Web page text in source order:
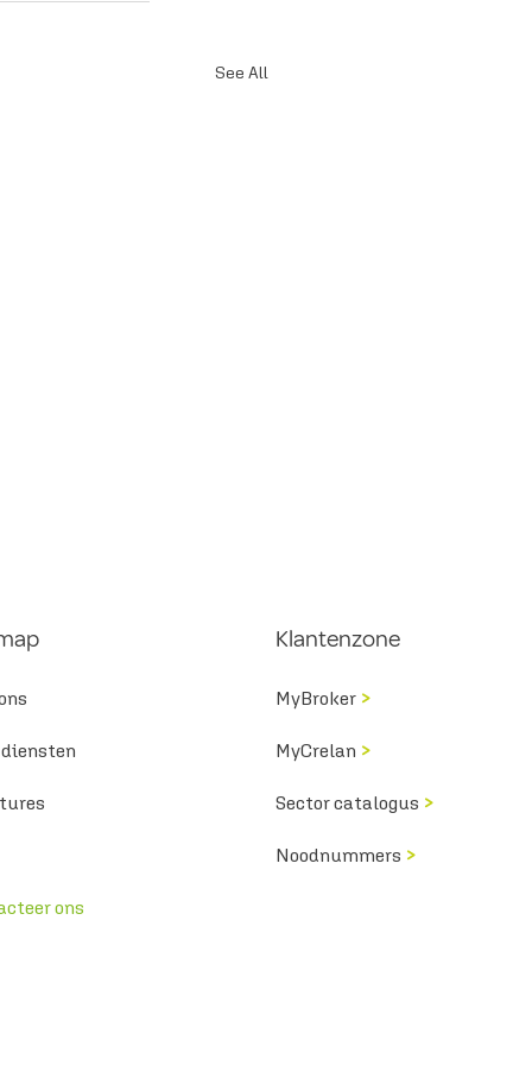
See All
pensioen heb ik nodig
diensten
ons
Klantenzone
MyBroker >
MyCrelan >
Sector catalogus >
Noodnummers >